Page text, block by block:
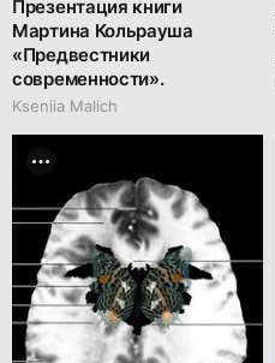
Презентация книги
Мартина Кольрауша
«Предвестники
современности».
Kseniia Malich